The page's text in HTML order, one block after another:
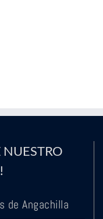
de Angachilla